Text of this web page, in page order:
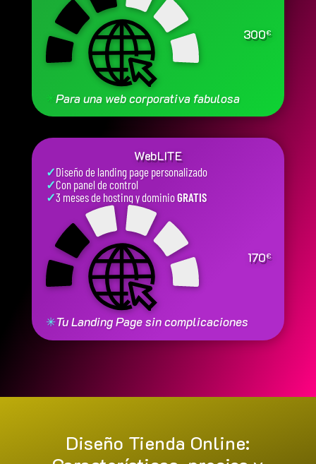
300€
✳Para una web corporativa fabulosa
WebLITE
✓Diseño de landing page personalizado
✓Con panel de control
✓3 meses de hosting y dominioGRATIS
170€
✳Tu Landing Page sin complicaciones
Diseño Tienda Online: